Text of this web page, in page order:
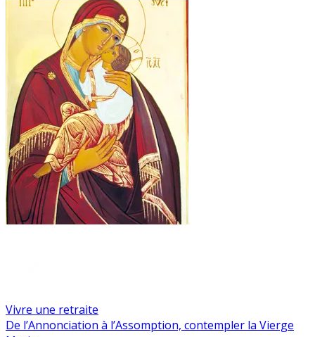
Vivre une retraite
De l’Annonciation à l’Assomption, contempler la Vierge